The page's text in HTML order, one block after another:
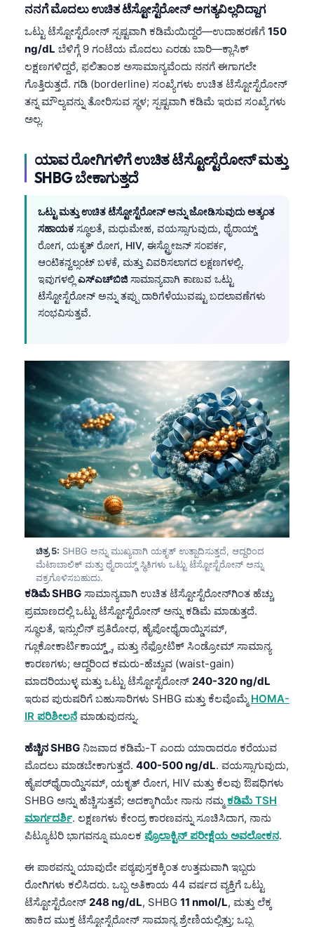
ನನಗೆ ಮೊದಲು ಉಚಿತ ಟೆಸ್ಟೋಸ್ಟೆರೋನ್‌ ಅಗತ್ಯವಿಲ್ಲದಿದ್ದಾಗ
ಒಟ್ಟು ಟೆಸ್ಟೋಸ್ಟೆರೋನ್‌ ಸ್ಪಷ್ಟವಾಗಿ ಕಡಿಮೆಯಿದ್ದರೆ—ಉದಾಹರಣೆಗೆ 150
ng/dL ಬೆಳಿಗ್ಗೆ 9 ಗಂಟೆಯ ಮೊದಲು ಎರಡು ಬಾರಿ—ಕ್ಲಾಸಿಕ್
ಲಕ್ಷಣಗಳಿದ್ದರೆ, ಫಲಿತಾಂಶ ಅಸಾಮಾನ್ಯವೆಂದು ನನಗೆ ಈಗಾಗಲೇ
ಗೊತ್ತಿರುತ್ತದೆ. ಗಡಿ (borderline) ಸಂಖ್ಯೆಗಳು ಉಚಿತ ಟೆಸ್ಟೋಸ್ಟೆರೋನ್‌
ತನ್ನ ಮೌಲ್ಯವನ್ನು ತೋರಿಸುವ ಸ್ಥಳ; ಸ್ಪಷ್ಟವಾಗಿ ಕಡಿಮೆ ಇರುವ ಸಂಖ್ಯೆಗಳು
ಅಲ್ಲ.
ಯಾವ ರೋಗಿಗಳಿಗೆ ಉಚಿತ ಟೆಸ್ಟೋಸ್ಟೆರೋನ್ ಮತ್ತು
SHBG ಬೇಕಾಗುತ್ತದೆ
ಒಟ್ಟು ಮತ್ತು ಉಚಿತ ಟೆಸ್ಟೋಸ್ಟೆರೋನ್‌ ಅನ್ನು ಜೋಡಿಸುವುದು ಅತ್ಯಂತ
ಸಹಾಯಕ ಸ್ಥೂಲತೆ, ಮಧುಮೇಹ, ವಯಸ್ಸಾಗುವುದು, ಥೈರಾಯ್ಡ್
ರೋಗ, ಯಕೃತ್ ರೋಗ, HIV, ಈಸ್ಟ್ರೋಜನ್‌ ಸಂಪರ್ಕ,
ಆಂಟಿಕನ್ವಲ್ಸಂಟ್‌ ಬಳಕೆ, ಮತ್ತು ವಿವರಿಸಲಾಗದ ಲಕ್ಷಣಗಳಲ್ಲಿ.
ಇವುಗಳಲ್ಲಿ ಎಸ್‌ಎಚ್‌ಬಿಜಿಸಾಮಾನ್ಯವಾಗಿ ಕಾಣುವ ಒಟ್ಟು
ಟೆಸ್ಟೋಸ್ಟೆರೋನ್‌ ಅನ್ನು ತಪ್ಪು ದಾರಿಗೆಳೆಯುವಷ್ಟು ಬದಲಾವಣೆಗಳು
ಸಂಭವಿಸುತ್ತವೆ.
ಚಿತ್ರ 5: SHBG ಅನ್ನು ಮುಖ್ಯವಾಗಿ ಯಕೃತ್ ಉತ್ಪಾದಿಸುತ್ತದೆ, ಆದ್ದರಿಂದ
ಮೆಟಾಬಾಲಿಕ್ ಮತ್ತು ಥೈರಾಯ್ಡ್ ಸ್ಥಿತಿಗಳು ಒಟ್ಟು ಟೆಸ್ಟೋಸ್ಟೆರೋನ್‌ ಅನ್ನು
ವಕ್ರಗೊಳಿಸಬಹುದು.
ಕಡಿಮೆ SHBG ಸಾಮಾನ್ಯವಾಗಿ ಉಚಿತ ಟೆಸ್ಟೋಸ್ಟೆರೋನ್‌ಗಿಂತ ಹೆಚ್ಚು
ಪ್ರಮಾಣದಲ್ಲಿ ಒಟ್ಟು ಟೆಸ್ಟೋಸ್ಟೆರೋನ್‌ ಅನ್ನು ಕಡಿಮೆ ಮಾಡುತ್ತದೆ.
ಸ್ಥೂಲತೆ, ಇನ್ಸುಲಿನ್ ಪ್ರತಿರೋಧ, ಹೈಪೋಥೈರಾಯ್ಡಿಸಮ್,
ಗ್ಲೂಕೋಕಾರ್ಟಿಕಾಯ್ಡ್ಸ್, ಮತ್ತು ನೆಫ್ರೋಟಿಕ್ ಸಿಂಡ್ರೋಮ್‌ ಸಾಮಾನ್ಯ
ಕಾರಣಗಳು; ಆದ್ದರಿಂದ ಕಮರು-ಹೆಚ್ಚುವ (waist-gain)
ಮಾದರಿಯುಳ್ಳ ಮತ್ತು ಒಟ್ಟು ಟೆಸ್ಟೋಸ್ಟೆರೋನ್‌ 240-320 ng/dL
ಇರುವ ಪುರುಷರಿಗೆ ಬಹುಸಾರಿಗಳು SHBG ಮತ್ತು ಕೆಲವೊಮ್ಮೆ HOMA-
IR ಪರಿಶೀಲನೆ ಮಾಡುವುದನ್ನು.
ಹೆಚ್ಚಿನ SHBG ನಿಜವಾದ ಕಡಿಮೆ-T ಎಂದು ಯಾರಾದರೂ ಕರೆಯುವ
ಮೊದಲು ಮಾಡಬೇಕಾಗುತ್ತದೆ. 400-500 ng/dL. ವಯಸ್ಸಾಗುವುದು,
ಹೈಪರ್‌ಥೈರಾಯ್ಡಿಸಮ್, ಯಕೃತ್ ರೋಗ, HIV ಮತ್ತು ಕೆಲವು ಔಷಧಿಗಳು
SHBG ಅನ್ನು ಹೆಚ್ಚಿಸುತ್ತವೆ; ಅದಕ್ಕಾಗಿಯೇ ನಾನು ನಮ್ಮ ಕಡಿಮೆ TSH
ಮಾರ್ಗದರ್ಶಿ. ಲಕ್ಷಣಗಳು ಕೇಂದ್ರ ಕಾರಣವನ್ನು ಸೂಚಿಸಿದಾಗ, ನಾನು
ಪಿಟ್ಯೂಟರಿ ಭಾಗವನ್ನೂ ಮೂಲಕ ಪ್ರೊಲಾಕ್ಟಿನ್ ಪರೀಕ್ಷೆಯ ಅವಲೋಕನ.
ಈ ಪಾಠವನ್ನು ಯಾವುದೇ ಪಠ್ಯಪುಸ್ತಕಕ್ಕಿಂತ ಉತ್ತಮವಾಗಿ ಇಬ್ಬರು
ರೋಗಿಗಳು ಕಲಿಸಿದರು. ಒಬ್ಬ ಅತಿಕಾಯ 44 ವರ್ಷದ ವ್ಯಕ್ತಿಗೆ ಒಟ್ಟು
ಟೆಸ್ಟೋಸ್ಟೆರೋನ್ 248 ng/dL, SHBG 11 nmol/L, ಮತ್ತು ಲೆಕ್ಕ
ಹಾಕಿದ ಮುಕ್ತ ಟೆಸ್ಟೋಸ್ಟೆರೋನ್ ಸಾಮಾನ್ಯ ಶ್ರೇಣಿಯಲ್ಲಿತ್ತು; ಒಬ್ಬ